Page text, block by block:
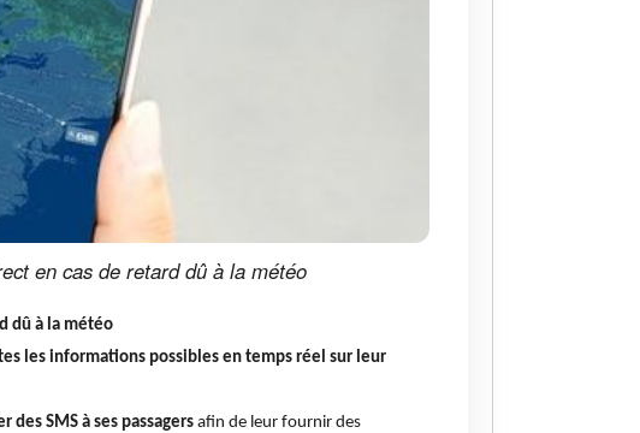
en cas de retard dû à la météo
dû à la météo
les informations possibles en temps réel sur leur
des SMS à ses passagers afin de leur fournir des